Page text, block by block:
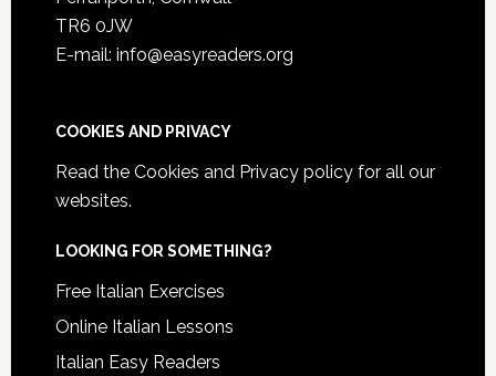
TR6 0JW
E-mail: info@easyreaders.org
COOKIES AND PRIVACY
Read the Cookies and Privacy policyfor all our
websites.
LOOKING FOR SOMETHING?
Free Italian Exercises
Online Italian Lessons
Italian Easy Readers